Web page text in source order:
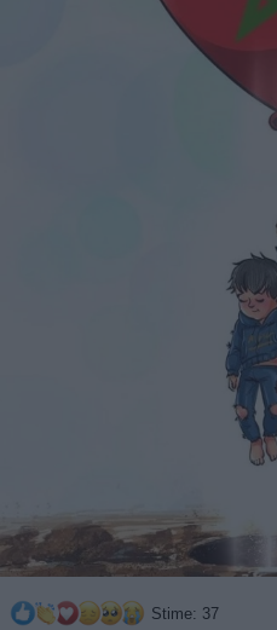
Stime: 37